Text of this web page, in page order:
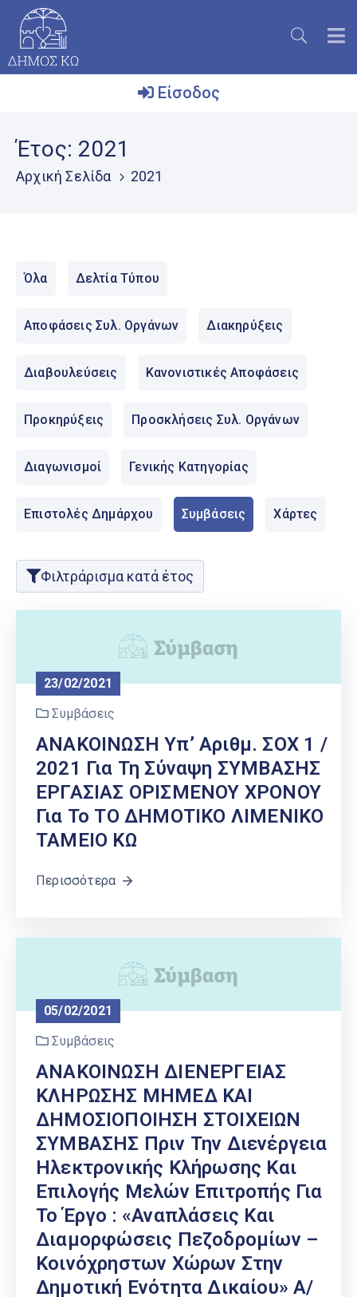
Δήμος
Το
Επικοινωνία
Εθελοντών
English
Είσοδος
Έτος: 2021
Αρχική Σελίδα 2021
Όλα Δελτία Τύπου
Αποφάσεις Συλ. Οργάνων Διακηρύξεις
Διαβουλεύσεις Κανονιστικές Αποφάσεις
Προκηρύξεις Προσκλήσεις Συλ. Οργάνων
Διαγωνισμοί Γενικής Κατηγορίας
Επιστολές Δημάρχου Συμβάσεις Χάρτες
Φιλτράρισμα κατά έτος
23/02/2021
Συμβάσεις
ΑΝΑΚΟΙΝΩΣΗ Υπ’ Αριθμ. ΣΟΧ 1 /
2021 Για Τη Σύναψη ΣΥΜΒΑΣΗΣ
ΕΡΓΑΣΙΑΣ ΟΡΙΣΜΕΝΟΥ ΧΡΟΝΟΥ
Για Το ΤΟ ΔΗΜΟΤΙΚΟ ΛΙΜΕΝΙΚΟ
ΤΑΜΕΙΟ ΚΩ
Περισσότερα
05/02/2021
Συμβάσεις
ΑΝΑΚΟΙΝΩΣΗ ΔΙΕΝΕΡΓΕΙΑΣ
ΚΛΗΡΩΣΗΣ ΜΗΜΕΔ ΚΑΙ
ΔΗΜΟΣΙΟΠΟΙΗΣΗ ΣΤΟΙΧΕΙΩΝ
ΣΥΜΒΑΣΗΣ Πριν Την Διενέργεια
Ηλεκτρονικής Κλήρωσης Και
Επιλογής Μελών Επιτροπής Για
Το Έργο : «Αναπλάσεις Και
Διαμορφώσεις Πεζοδρομίων –
Κοινόχρηστων Χώρων Στην
Δημοτική Ενότητα Δικαίου» Α/